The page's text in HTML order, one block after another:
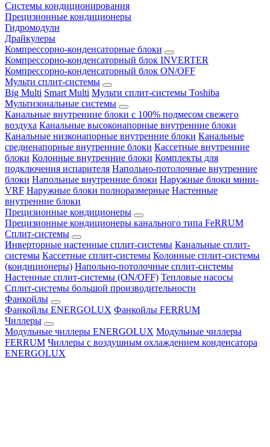
Системы кондиционирования
Прецизионные кондиционеры
Гидромодули
Драйкулеры
Компрессорно-конденсаторные блоки
Компрессорно-конденсаторный блок INVERTER
Компрессорно-конденсаторный блок ON/OFF
Мульти сплит-системы
Big Multi Smart Multi Мульти сплит-системы Toshiba
Мультизональные системы
Канальные внутренние блоки с 100% подмесом свежего
воздуха Канальные высоконапорные внутренние блоки
Канальные низконапорные внутренние блоки Канальные
средненапорные внутренние блоки Кассетные внутренние
блоки Колонные внутренние блоки Комплекты для
подключения испарителя Напольно-потолочные внутренние
блоки Напольные внутренние блоки Наружные блоки мини-
VRF Наружные блоки полноразмерные Настенные
внутренние блоки
Прецизионные кондиционеры
Прецизионные кондиционеры канального типа FeRRUM
Сплит-системы
Инверторные настенные сплит-системы Канальные сплит-
системы Кассетные сплит-системы Колонные сплит-системы
(кондиционеры) Напольно-потолочные сплит-системы
Настенные сплит-системы (ON/OFF) Тепловые насосы
Сплит-системы большой производительности
Фанкойлы
Фанкойлы ENERGOLUX Фанкойлы FERRUM
Чиллеры
Модульные чиллеры ENERGOLUX Модульные чиллеры
FERRUM Чиллеры с воздушным охлаждением конденсатора
ENERGOLUX